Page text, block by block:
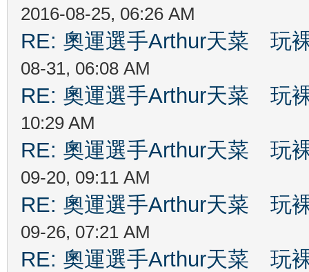
2016-08-25, 06:26 AM
RE: 奧運選手Arthur天菜 玩
08-31, 06:08 AM
RE: 奧運選手Arthur天菜 玩
10:29 AM
RE: 奧運選手Arthur天菜 玩
09-20, 09:11 AM
RE: 奧運選手Arthur天菜 玩
09-26, 07:21 AM
RE: 奧運選手Arthur天菜 玩